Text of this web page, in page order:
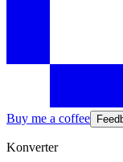
Buy me a coffee
Konverter